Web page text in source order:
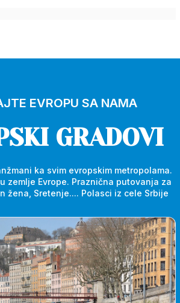
vezane za putovanje
EVROPU SA NAMA
GRADOVI
ka svim evropskim metropolama.
zemlje Evrope. Praznična putovanja za
žena, Sretenje.... Polasci iz cele Srbije